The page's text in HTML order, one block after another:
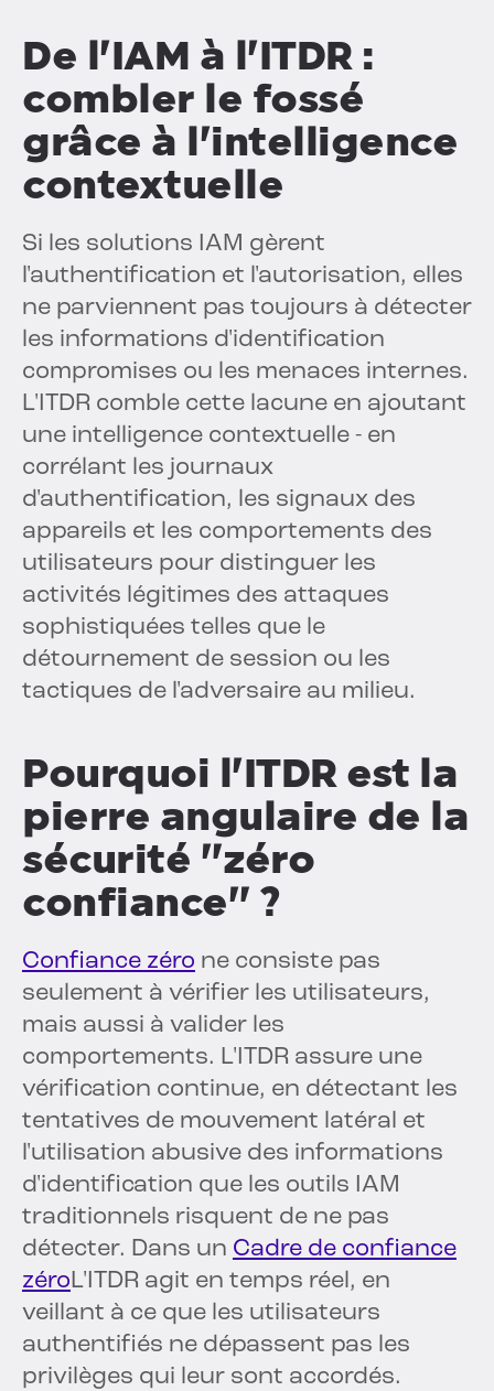
De l'IAM à l'ITDR :
combler le fossé
grâce à l'intelligence
contextuelle
Si les solutions IAM gèrent
l'authentification et l'autorisation, elles
ne parviennent pas toujours à détecter
les informations d'identification
compromises ou les menaces internes.
L'ITDR comble cette lacune en ajoutant
une intelligence contextuelle - en
corrélant les journaux
d'authentification, les signaux des
appareils et les comportements des
utilisateurs pour distinguer les
activités légitimes des attaques
sophistiquées telles que le
détournement de session ou les
tactiques de l'adversaire au milieu.
Pourquoi l'ITDR est la
pierre angulaire de la
sécurité "zéro
confiance" ?
Confiance zéro ne consiste pas
seulement à vérifier les utilisateurs,
mais aussi à valider les
comportements. L'ITDR assure une
vérification continue, en détectant les
tentatives de mouvement latéral et
l'utilisation abusive des informations
d'identification que les outils IAM
traditionnels risquent de ne pas
détecter. Dans un Cadre de confiance
zéroL'ITDR agit en temps réel, en
veillant à ce que les utilisateurs
authentifiés ne dépassent pas les
privilèges qui leur sont accordés.